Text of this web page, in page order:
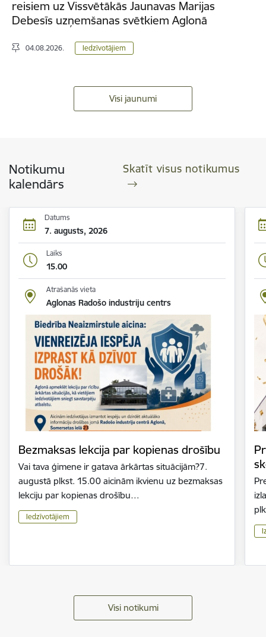
reisiem uz Vissvētākās Jaunavas Marijas
Debesīs uzņemšanas svētkiem Aglonā
04.08.2026. Iedzīvotājiem
Visi jaunumi
Notikumu
kalendārs
Skatīt visus notikumus
Datums
7. augusts, 2026
Laiks
15.00
Atrašanās vieta
Aglonas Radošo industriju centrs
Bezmaksas lekcija par kopienas drošību
Vai tava ģimene ir gatava ārkārtas situācijām?7.
augustā plkst. 15.00 aicinām ikvienu uz bezmaksas
lekciju par kopienas drošību…
Iedzīvotājiem
Visi notikumi